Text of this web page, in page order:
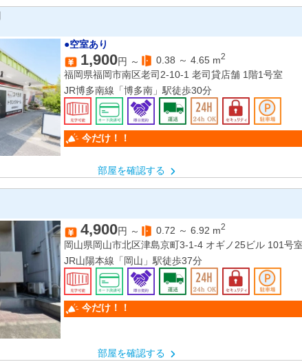
●空室あり
1,900円 ～ 0.38 ～ 4.65 m2
福岡県福岡市南区老司2-10-1 老司貸店舗 1階1号室
JR博多南線「博多南」駅徒歩30分
今だけ！！
部屋を確認する
4,900円 ～ 0.72 ～ 6.92 m2
岡山県岡山市北区津島京町3-1-4 オギノ25ビル 101号
JR山陽本線「岡山」駅徒歩37分
今だけ！！
部屋を確認する